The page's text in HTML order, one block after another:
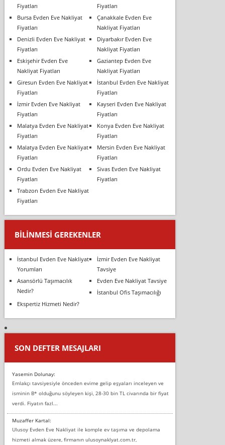
Fiyatları
Fiyatları
Bursa Evden Eve Nakliyat
Fiyatları
Çanakkale Evden Eve
Nakliyat Fiyatları
Denizli Evden Eve Nakliyat
Fiyatları
Diyarbakır Evden Eve
Nakliyat Fiyatları
Eskişehir Evden Eve
Nakliyat Fiyatları
Gaziantep Evden Eve
Nakliyat Fiyatları
Giresun Evden Eve Nakliyat
Fiyatları
İstanbul Evden Eve Nakliyat
Fiyatları
İzmir Evden Eve Nakliyat
Fiyatları
Kayseri Evden Eve Nakliyat
Fiyatları
Malatya Evden Eve Nakliyat
Fiyatları
Konya Evden Eve Nakliyat
Fiyatları
Malatya Evden Eve Nakliyat
Fiyatları
Mersin Evden Eve Nakliyat
Fiyatları
Ordu Evden Eve Nakliyat
Fiyatları
Sivas Evden Eve Nakliyat
Fiyatları
Trabzon Evden Eve Nakliyat
Fiyatları
BILINMESI GEREKENLER
İstanbul Evden Eve Nakliyat
Yorumları
İzmir Evden Eve Nakliyat
Tavsiye
Asansörlü Taşımacılık
Nedir?
Evden Eve Nakliyat Tavsiye
İstanbul Ofis Taşımacılığı
Ekspertiz Hizmeti Nedir?
SON DEFTER MESAJLARI
Yasemin Dolunay:
Emlakçı tavsiyesiyle önceden evime gelip eşyaları inceleyen ve
isminin B* olduğunu söyleyen kişi, 28-30 bin TL civarında bir fiyat
verdi. Fiyatın fazl...
Muzaffer Kartal:
Ulusoy Evden Eve Nakliyat ile komple ev taşıma ve depolama
hizmeti almak üzere, firmanın ulusoynaklyat.com.tr,